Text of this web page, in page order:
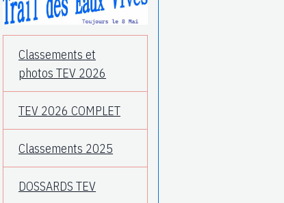
Classements et
photos TEV 2026
TEV 2026 COMPLET
Classements 2025
DOSSARDS TEV